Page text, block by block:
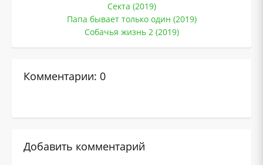
Секта (2019)
Папа бывает только один (2019)
Собачья жизнь 2 (2019)
Комментарии: 0
Добавить комментарий